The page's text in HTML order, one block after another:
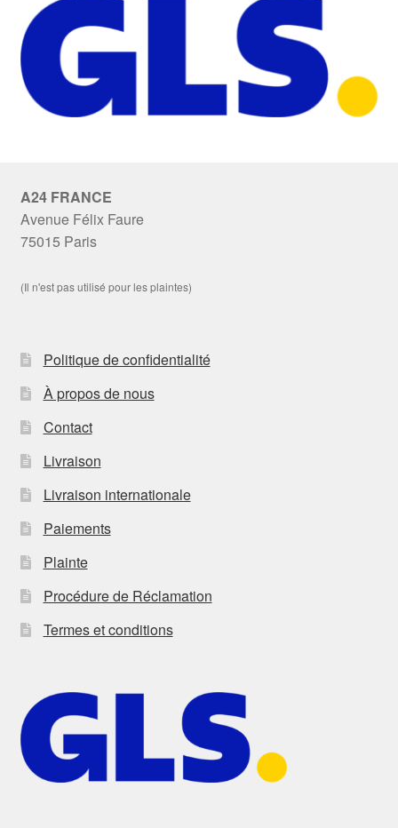
A24 FRANCE
Avenue Félix Faure
75015 Paris
(Il n'est pas utilisé pour les plaintes)
Politique de confidentialité
À propos de nous
Contact
Livraison
Livraison internationale
Paiements
Plainte
Procédure de Réclamation
Termes et conditions